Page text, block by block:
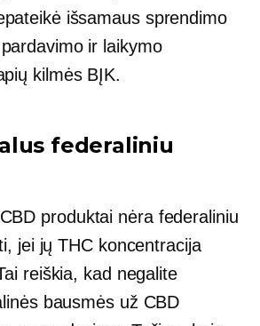
išsamaus sprendimo
ir laikymo
kilmėsBĮK.
federaliniu
produktai nėra federaliniu
jei jų THC koncentracija
reiškia, kad negalite
bausmės už CBD